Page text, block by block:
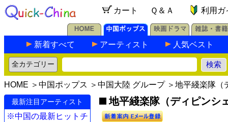
カート Ｑ＆Ａ 利用ガ
新着すべて アーティスト 人気ベスト
HOME ＞ 中国ポップス ＞ 中国大陸 グループ＞地平綫楽隊（
最新注目アーティスト
※中国の最新ヒットチ
地平綫楽隊（ディピンシ